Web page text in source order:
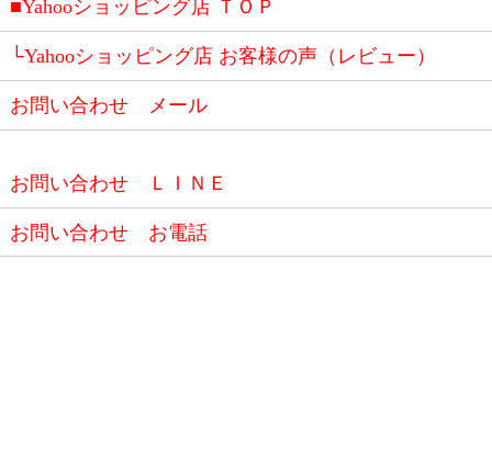
■Yahooショッピング店 ＴＯＰ
└Yahooショッピング店 お客様の声（レビュー）
お問い合わせ メール
お問い合わせ ＬＩＮＥ
お問い合わせ お電話